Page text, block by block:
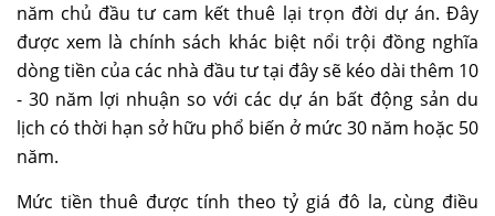
năm chủ đầu tư cam kết thuê lại trọn đời dự án. Đây
được xem là chính sách khác biệt nổi trội đồng nghĩa
dòng tiền của các nhà đầu tư tại đây sẽ kéo dài thêm 10
- 30 năm lợi nhuận so với các dự án bất động sản du
lịch có thời hạn sở hữu phổ biến ở mức 30 năm hoặc 50
năm.
Mức tiền thuê được tính theo tỷ giá đô la, cùng điều